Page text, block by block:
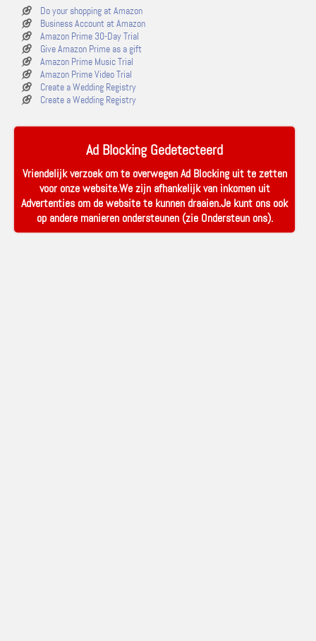
Do your shopping at Amazon
Business Account at Amazon
Amazon Prime 30-Day Trial
Give Amazon Prime as a gift
Amazon Prime Music Trial
Amazon Prime Video Trial
Create a Wedding Registry
Create a Wedding Registry
Ad Blocking Gedetecteerd
Vriendelijk verzoek om te overwegen Ad Blocking uit te zetten
voor onze website.We zijn afhankelijk van inkomen uit
Advertenties om de website te kunnen draaien.Je kunt ons ook
op andere manieren ondersteunen (zie Ondersteun ons).